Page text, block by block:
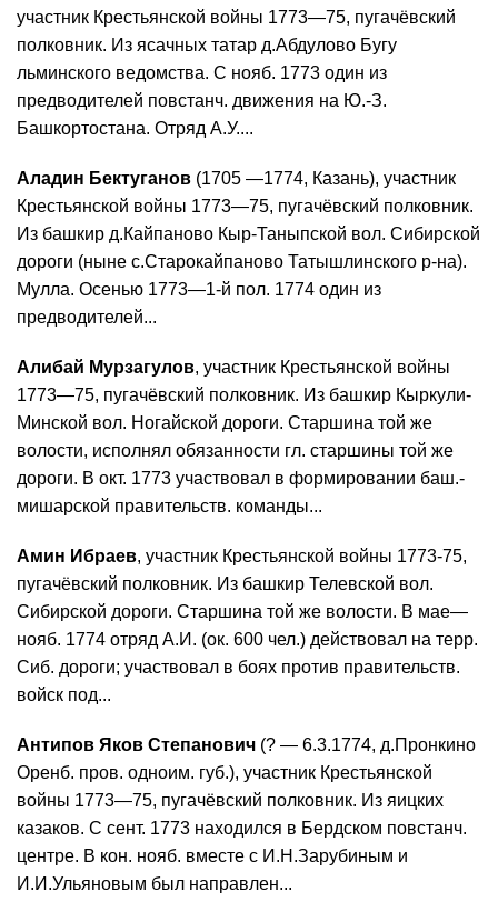
участник Крестьянской войны 1773—75, пугачёвский
полковник. Из ясачных татар д.Абдулово Бугу
льминского ведомства. С нояб. 1773 один из
предводителей повстанч. движения на Ю.-З.
Башкортостана. Отряд А.У....
Аладин Бектуганов (1705 —1774, Казань), участник
Крестьянской войны 1773—75, пугачёвский полковник.
Из башкир д.Кайпаново Кыр-Таныпской вол. Сибирской
дороги (ныне с.Старокайпаново Татышлинского р-на).
Мулла. Осенью 1773—1-й пол. 1774 один из
предводителей...
Алибай Мурзагулов, участник Крестьянской войны
1773—75, пугачёвский полковник. Из башкир Кыркули-
Минской вол. Ногайской дороги. Старшина той же
волости, исполнял обязанности гл. старшины той же
дороги. В окт. 1773 участвовал в формировании баш.-
мишарской правительств. команды...
Амин Ибраев, участник Крестьянской войны 1773-75,
пугачёвский полковник. Из башкир Телевской вол.
Сибирской дороги. Старшина той же волости. В мае—
нояб. 1774 отряд А.И. (ок. 600 чел.) действовал на терр.
Сиб. дороги; участвовал в боях против правительств.
войск под...
Антипов Яков Степанович (? — 6.3.1774, д.Пронкино
Оренб. пров. одноим. губ.), участник Крестьянской
войны 1773—75, пугачёвский полковник. Из яицких
казаков. С сент. 1773 находился в Бердском повстанч.
центре. В кон. нояб. вместе с И.Н.Зарубиным и
И.И.Ульяновым был направлен...